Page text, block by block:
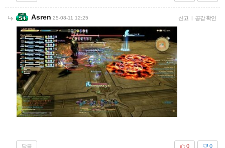
Asren 25-08-11 12:25 신고 | 공감 확인
답글 0
0